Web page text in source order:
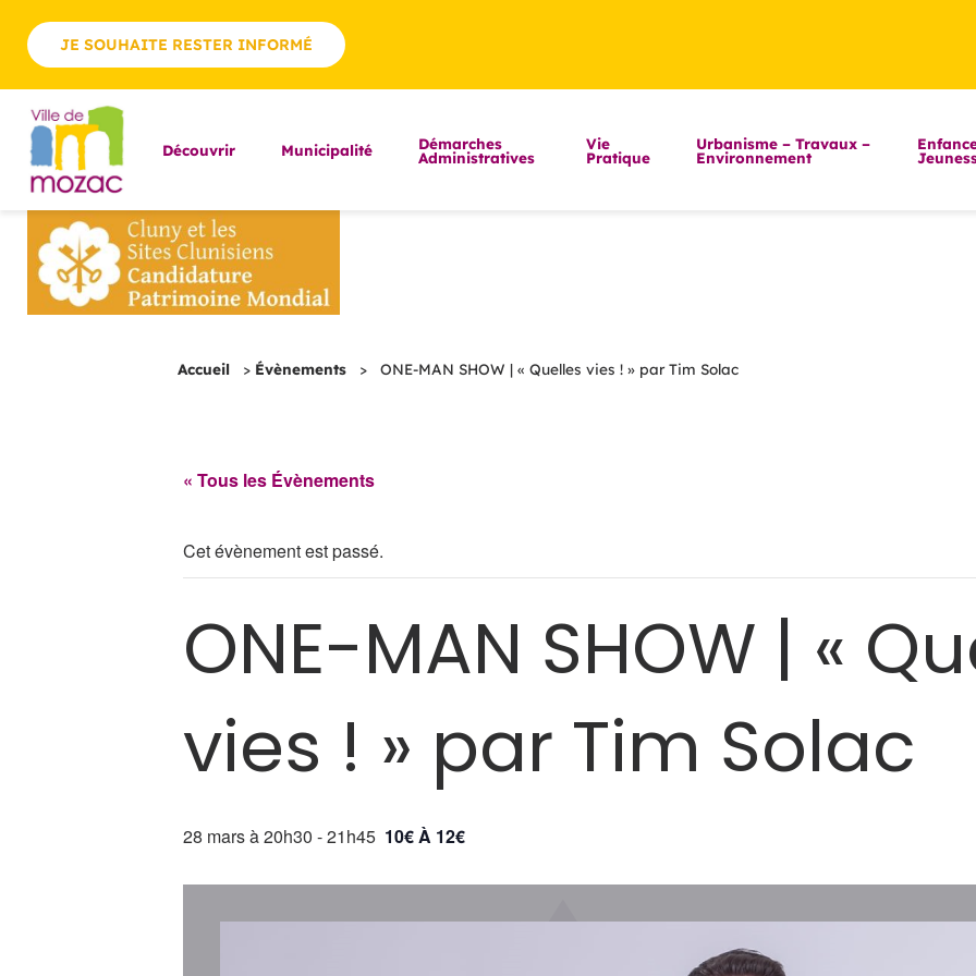
JE SOUHAITE RESTER INFORMÉ
Découvrir Municipalité Démarches
Administratives
Vie
Pratique
Urbanisme – Travaux –
Environnement
Accueil > Évènements > ONE-MAN SHOW | « Quelles vies ! » par Tim Solac
« Tous les Évènements
Cet évènement est passé.
ONE-MAN SHOW | «
vies ! » par Tim Solac
28 mars à 20h30 -21h45 10€ À 12€